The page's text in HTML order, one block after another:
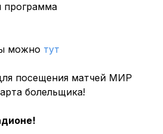
программа
можно тут
посещения матчей МИР
болельщика!